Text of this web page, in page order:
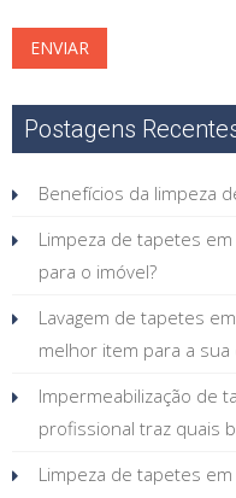
Postagens
Benefícios da limpeza
Limpeza de tapetes
para o imóvel?
Lavagem de tapetes
melhor item para a sua
Impermeabilização de
profissional traz quais
Limpeza de tapetes